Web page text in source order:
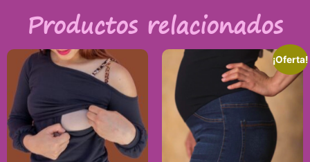
Productos relacionados
¡Oferta!